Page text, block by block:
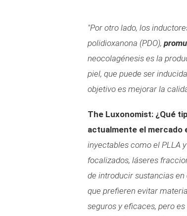
"Por otro lado, los
polidioxanona (PDO),
neocolagénesis es la
piel, que puede ser
objetivo es mejorar la
The Luxonomist: ¿Qué
actualmente el mercado
inyectables como el PLLA
focalizados, láseres
de introducir sustancias
que prefieren evitar
seguros y eficaces, pero